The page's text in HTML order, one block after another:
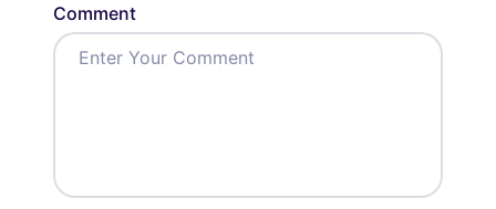
Comment